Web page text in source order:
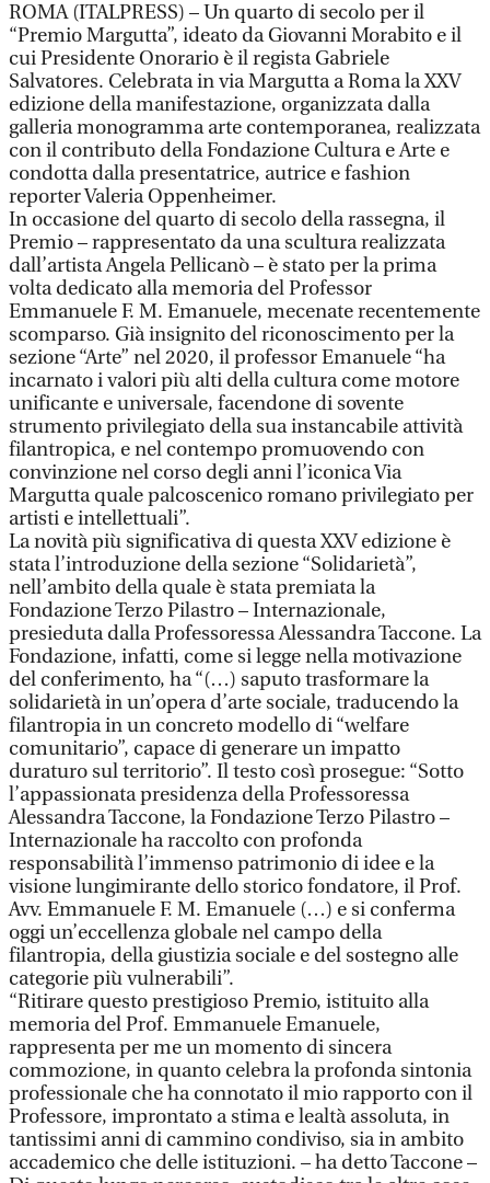
ROMA (ITALPRESS) – Un quarto di secolo per il
“Premio Margutta”, ideato da Giovanni Morabito e il
cui Presidente Onorario è il regista Gabriele
Salvatores. Celebrata in via Margutta a Roma la XXV
edizione della manifestazione, organizzata dalla
galleria monogramma arte contemporanea, realizzata
con il contributo della Fondazione Cultura e Arte e
condotta dalla presentatrice, autrice e fashion
reporter Valeria Oppenheimer.
In occasione del quarto di secolo della rassegna, il
Premio – rappresentato da una scultura realizzata
dall’artista Angela Pellicanò – è stato per la prima
volta dedicato alla memoria del Professor
Emmanuele F. M. Emanuele, mecenate recentemente
scomparso. Già insignito del riconoscimento per la
sezione “Arte” nel 2020, il professor Emanuele “ha
incarnato i valori più alti della cultura come motore
unificante e universale, facendone di sovente
strumento privilegiato della sua instancabile attività
filantropica, e nel contempo promuovendo con
convinzione nel corso degli anni l’iconica Via
Margutta quale palcoscenico romano privilegiato per
artisti e intellettuali”.
La novità più significativa di questa XXV edizione è
stata l’introduzione della sezione “Solidarietà”,
nell’ambito della quale è stata premiata la
Fondazione Terzo Pilastro – Internazionale,
presieduta dalla Professoressa Alessandra Taccone. La
Fondazione, infatti, come si legge nella motivazione
del conferimento, ha “(…) saputo trasformare la
solidarietà in un’opera d’arte sociale, traducendo la
filantropia in un concreto modello di “welfare
comunitario”, capace di generare un impatto
duraturo sul territorio”. Il testo così prosegue: “Sotto
l’appassionata presidenza della Professoressa
Alessandra Taccone, la Fondazione Terzo Pilastro –
Internazionale ha raccolto con profonda
responsabilità l’immenso patrimonio di idee e la
visione lungimirante dello storico fondatore, il Prof.
Avv. Emmanuele F. M. Emanuele (…) e si conferma
oggi un’eccellenza globale nel campo della
filantropia, della giustizia sociale e del sostegno alle
categorie più vulnerabili”.
“Ritirare questo prestigioso Premio, istituito alla
memoria del Prof. Emmanuele Emanuele,
rappresenta per me un momento di sincera
commozione, in quanto celebra la profonda sintonia
professionale che ha connotato il mio rapporto con il
Professore, improntato a stima e lealtà assoluta, in
tantissimi anni di cammino condiviso, sia in ambito
accademico che delle istituzioni. – ha detto Taccone –